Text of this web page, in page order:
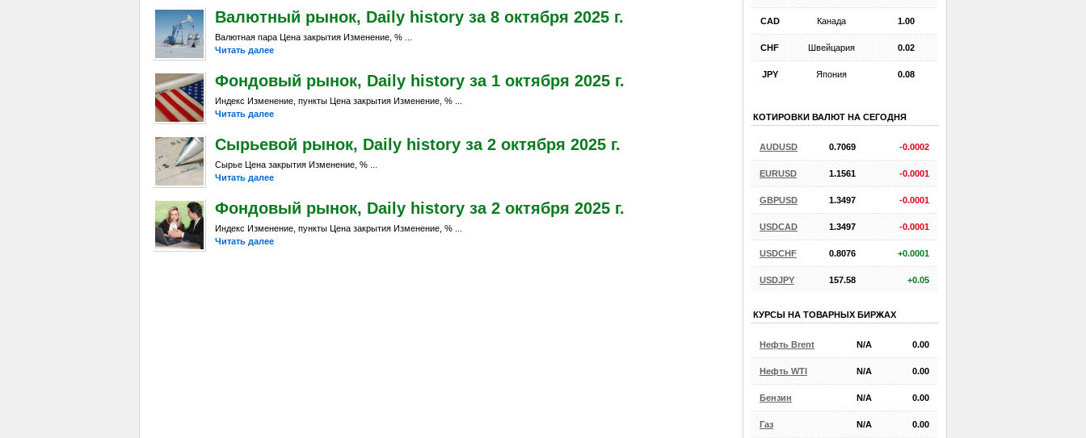
Валютный рынок, Daily history за 8 октября 2025 г.
Валютная пара Цена закрытия Изменение, % ...
Читать далее
Фондовый рынок, Daily history за 1 октября 2025 г.
Индекс Изменение, пункты Цена закрытия Изменение, % ...
Читать далее
Сырьевой рынок, Daily history за 2 октября 2025 г.
Сырье Цена закрытия Изменение, % ...
Читать далее
Фондовый рынок, Daily history за 2 октября 2025 г.
Индекс Изменение, пункты Цена закрытия Изменение, % ...
Читать далее
CAD Канада 1.00
CHF Швейцария 0.02
JPY Япония 0.08
КОТИРОВКИ ВАЛЮТ НА СЕГОДНЯ
AUDUSD 0.7069 -0.0002
EURUSD 1.1561 -0.0001
GBPUSD 1.3497 -0.0001
USDCAD 1.3497 -0.0001
USDCHF 0.8076 +0.0001
USDJPY 157.58 +0.05
КУРСЫ НА ТОВАРНЫХ БИРЖАХ
Нефть Brent N/A 0.00
Нефть WTI N/A 0.00
Бензин N/A 0.00
Газ N/A 0.00